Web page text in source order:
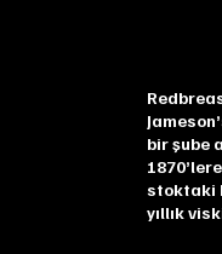
bir şube
stoktaki
yıllık